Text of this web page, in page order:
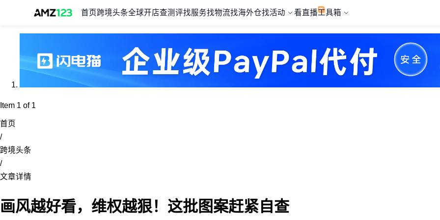
首页 跨境头条全球开店查测评找服务找物流找海外仓找活动 看直播工具箱
Item 1 of 1
首页
/
跨境头条
/
文章详情
画风越好看，维权越狠！这批图案赶紧自查